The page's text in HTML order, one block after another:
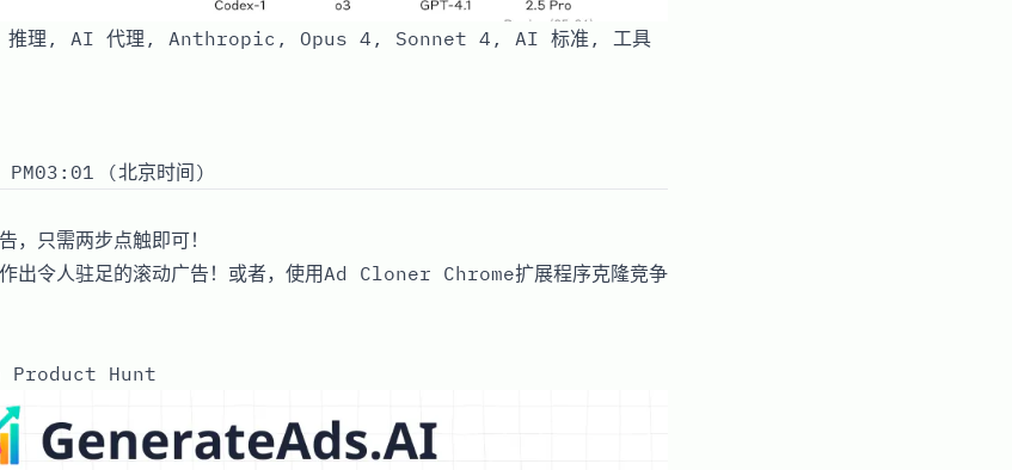
推理, AI 代理, Anthropic, Opus 4, Sonnet 4, AI 标准, 工具
PM03:01 (北京时间)
，只需两步点触即可！
作出令人驻足的滚动广告！或者，使用Ad Cloner Chrome扩展程序克隆竞争
Product Hunt